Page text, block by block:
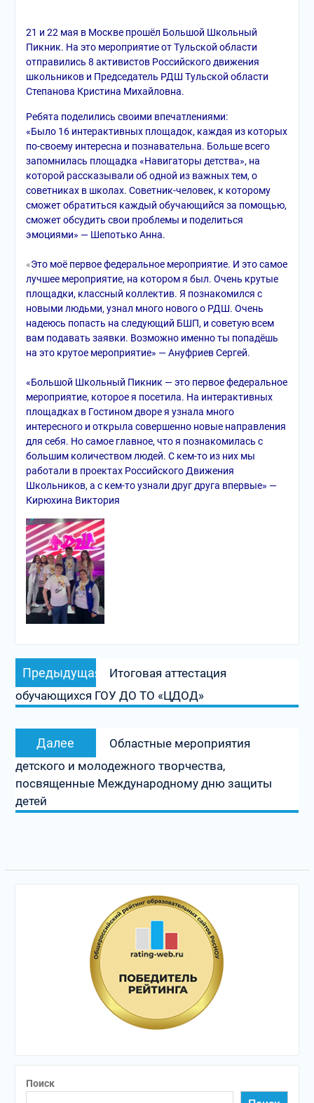
21 и 22 мая в Москве прошёл Большой Школьный
Пикник. На это мероприятие от Тульской области
отправились 8 активистов Российского движения
школьников и Председатель РДШ Тульской области
Степанова Кристина Михайловна.
Ребята поделились своими впечатлениями:
«Было 16 интерактивных площадок, каждая из которых
по-своему интересна и познавательна. Больше всего
запомнилась площадка «Навигаторы детства», на
которой рассказывали об одной из важных тем, о
советниках в школах. Советник-человек, к которому
сможет обратиться каждый обучающийся за помощью,
сможет обсудить свои проблемы и поделиться
эмоциями» — Шепотько Анна.
«Это моё первое федеральное мероприятие. И это самое
лучшее мероприятие, на котором я был. Очень крутые
площадки, классный коллектив. Я познакомился с
новыми людьми, узнал много нового о РДШ. Очень
надеюсь попасть на следующий БШП, и советую всем
вам подавать заявки. Возможно именно ты попадёшь
на это крутое мероприятие» — Ануфриев Сергей.
«Большой Школьный Пикник — это первое федеральное
мероприятие, которое я посетила. На интерактивных
площадках в Гостином дворе я узнала много
интересного и открыла совершенно новые направления
для себя. Но самое главное, что я познакомилась с
большим количеством людей. С кем-то из них мы
работали в проектах Российского Движения
Школьников, а с кем-то узнали друг друга впервые» —
Кирюхина Виктория
Навигация
по
записям
Предыдущая
запись:
Итоговая аттестация
обучающихся ГОУ ДО ТО «ЦДОД»
Далее
Следующая
запись:
Областные мероприятия
детского и молодежного творчества,
посвященные Международному дню защиты
детей
Поиск